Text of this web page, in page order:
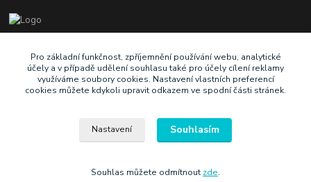
+420 603 345 409
prodej@ik-oil.cz
Pro základní funkčnost, zpříjemnění používání webu, analytické
účely a v případě udělení souhlasu také pro účely cílení reklamy
využíváme soubory cookies. Nastavení vlastních preferencí
cookies můžete kdykoli upravit odkazem ve spodní části stránek.
Nastavení Souhlasím
Souhlas můžete odmítnout zde.